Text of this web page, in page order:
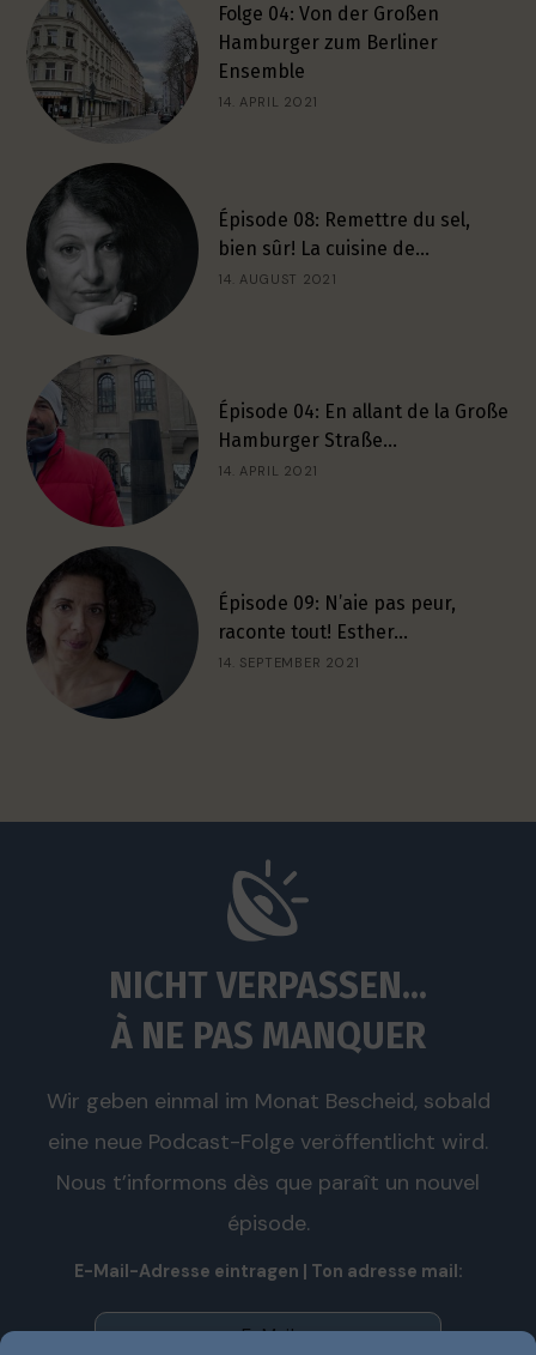
Folge 04: Von der Großen
Hamburger zum Berliner
Ensemble
14. APRIL 2021
Épisode 08: Remettre du sel,
bien sûr! La cuisine de…
14. AUGUST 2021
Épisode 04: En allant de la Große
Hamburger Straße…
14. APRIL 2021
Épisode 09: N’aie pas peur,
raconte tout! Esther…
14. SEPTEMBER 2021
NICHT VERPASSEN...
À NE PAS MANQUER
Wir geben einmal im Monat Bescheid, sobald
eine neue Podcast-Folge veröffentlicht wird.
Nous t’informons dès que paraît un nouvel
épisode.
E-Mail-Adresse eintragen | Ton adresse mail: